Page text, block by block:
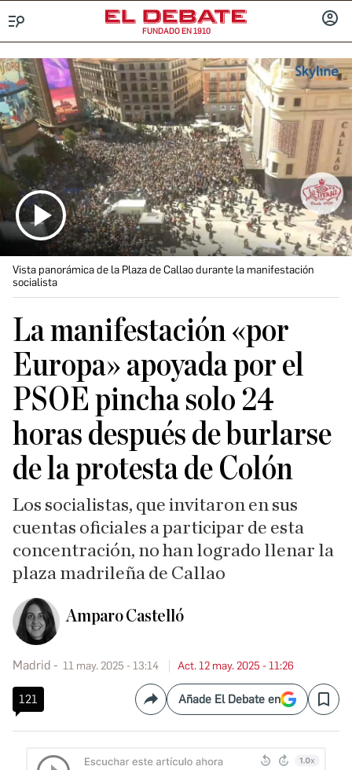
FUNDADO EN 1910
Vista panorámica de la Plaza de Callao durante la manifestación
socialista
La manifestación «por
Europa» apoyada por el
PSOE pincha solo 24
horas después de burlarse
de la protesta de Colón
Los socialistas, que invitaron en sus
cuentas oficiales a participar de esta
concentración, no han logrado llenar la
plaza madrileña de Callao
Amparo Castelló
Madrid 11 may. 2025 - 13:14 Act. 12 may. 2025 - 11:26
121 CompartirAñade El Debate en Save